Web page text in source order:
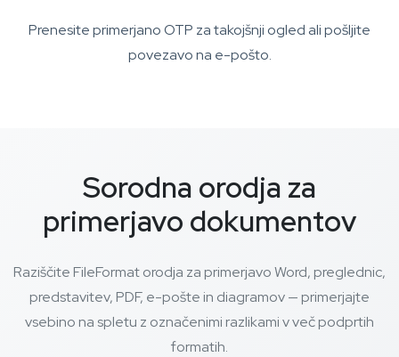
Prenesite primerjano OTP za takojšnji ogled ali pošljite
povezavo na e-pošto.
Sorodna orodja za
primerjavo dokumentov
Raziščite FileFormat orodja za primerjavo Word, preglednic,
predstavitev, PDF, e-pošte in diagramov — primerjajte
vsebino na spletu z označenimi razlikami v več podprtih
formatih.